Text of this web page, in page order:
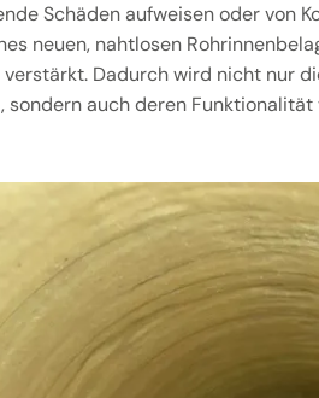
Schäden aufweisen oder von
neuen, nahtlosen
Dadurch wird nicht nur
sondern auch deren